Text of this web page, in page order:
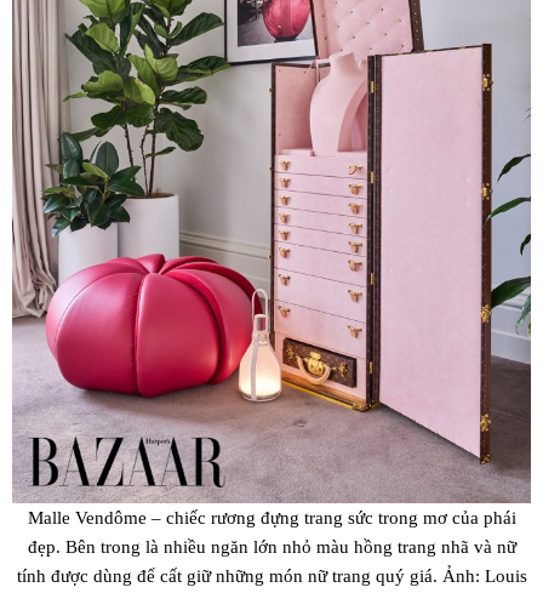
Malle Vendôme – chiếc rương đựng trang sức trong mơ của phái
đẹp. Bên trong là nhiều ngăn lớn nhỏ màu hồng trang nhã và nữ
tính được dùng để cất giữ những món nữ trang quý giá. Ảnh: Louis